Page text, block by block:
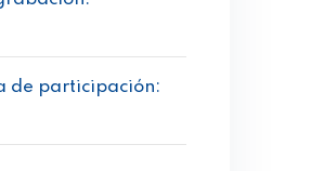
de participación: